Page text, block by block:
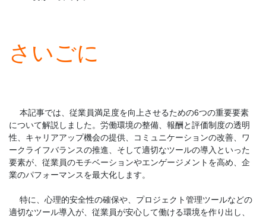
さいごに
本記事では、従業員満足度を向上させるための6つの重要要素
について解説しました。労働環境の整備、報酬と評価制度の透明
性、キャリアアップ機会の提供、コミュニケーションの改善、ワ
ークライフバランスの推進、そして適切なツールの導入といった
要素が、従業員のモチベーションやエンゲージメントを高め、企
業のパフォーマンスを最大化します。
特に、心理的安全性の確保や、プロジェクト管理ツールなどの
適切なツール導入が、従業員が安心して働ける環境を作り出し、